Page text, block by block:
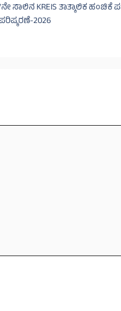
ಸಾಲಿನ KREIS ತಾತ್ಕಾಲಿಕ ಹಂಚಿಕೆ
2026